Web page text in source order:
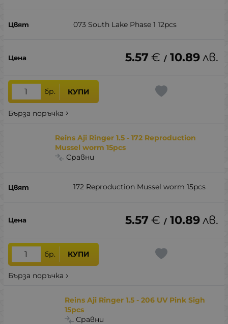
073 South Lake Phase 1 12pcs
5.57 € / 10.89лв.
бр. КУПИ
Бърза поръчка
Reins Aji Ringer 1.5 - 172 Reproduction
Mussel worm 15pcs
Сравни
172 Reproduction Mussel worm 15pcs
5.57 € / 10.89лв.
бр. КУПИ
Бърза поръчка
Reins Aji Ringer 1.5 - 206 UV Pink Sigh
15pcs
Сравни